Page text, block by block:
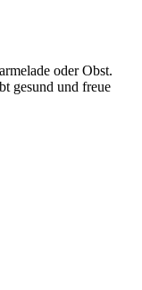
oder Obst.
gesund und freue